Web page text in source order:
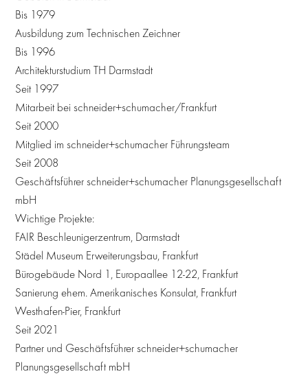
Bis 1979
Ausbildung zum Technischen Zeichner
Bis 1996
Architekturstudium TH Darmstadt
Seit 1997
Mitarbeit bei schneider+schumacher/Frankfurt
Seit 2000
Mitglied im schneider+schumacher Führungsteam
Seit 2008
Geschäftsführer schneider+schumacher Planungsgesellschaft
mbH
Wichtige Projekte:
FAIR Beschleunigerzentrum, Darmstadt
Städel Museum Erweiterungsbau, Frankfurt
Bürogebäude Nord 1, Europaallee 12-22, Frankfurt
Sanierung ehem. Amerikanisches Konsulat, Frankfurt
Westhafen-Pier, Frankfurt
Seit 2021
Partner und Geschäftsführer schneider+schumacher
Planungsgesellschaft mbH